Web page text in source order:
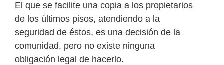
El que se facilite una copia a los propietarios
de los últimos pisos, atendiendo a la
seguridad de éstos, es una decisión de la
comunidad, pero no existe ninguna
obligación legal de hacerlo.